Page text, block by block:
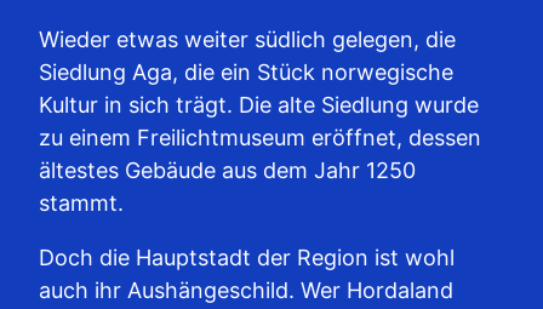
Wieder etwas weiter südlich gelegen, die
Siedlung Aga, die ein Stück norwegische
Kultur in sich trägt. Die alte Siedlung wurde
zu einem Freilichtmuseum eröffnet, dessen
ältestes Gebäude aus dem Jahr 1250
stammt.
Doch die Hauptstadt der Region ist wohl
auch ihr Aushängeschild. Wer Hordaland